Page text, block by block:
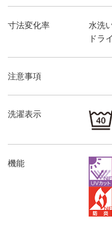
寸法変化率 水洗
ド
注意事項
洗濯表示
機能